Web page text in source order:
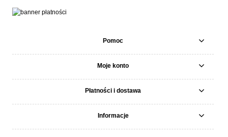
Pomoc
Moje konto
Płatności i dostawa
Informacje